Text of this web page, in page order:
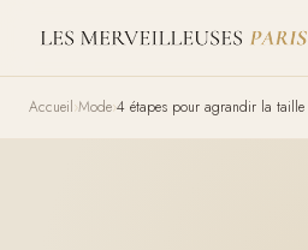
Accueil Mode 4 étapes pour agrandir la